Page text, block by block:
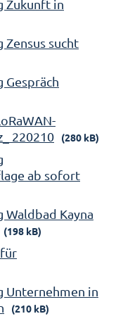
Zukunft in
Zensus sucht
Gespräch
220210
(280 kB)
ab sofort
Kayna
(198 kB)
Unternehmen in
(210 kB)